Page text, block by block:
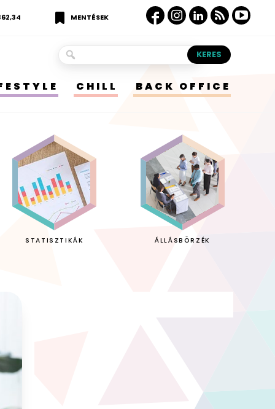
MENTÉSEK
CHILL BACK OFFICE
STATISZTIKÁK ÁLLÁSBÖRZÉK